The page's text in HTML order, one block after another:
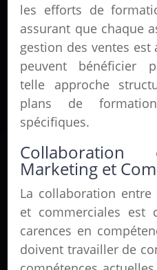
les efforts de
assurant que chaque
gestion des ventes est
peuvent bénéficier
telle approche
plans de
spécifiques.
Collaboration
Marketing et
La collaboration
et commerciales est
carences en
doivent travailler de